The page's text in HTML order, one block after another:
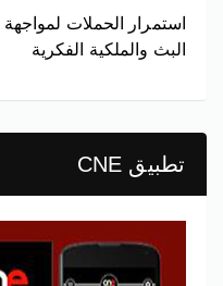
استمرار الحملات
البث والملكية الفكرية
تطبيق CNE